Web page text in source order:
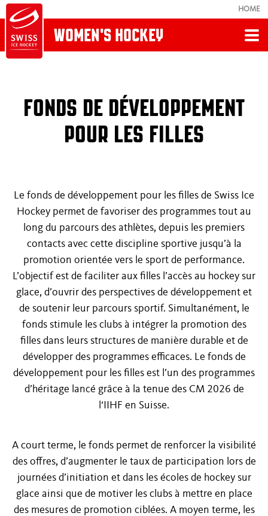
HOME
WOMEN'S HOCKEY
WOMEN'S HOCKEY
Fonds de développement pour les filles
Spitzensport-RS & WK
Einstieg & SIHF-Girlsteams U12
FONDS DE DÉVELOPPEMENT
POUR LES FILLES
Le fonds de développement pour les filles de Swiss Ice
Hockey permet de favoriser des programmes tout au
long du parcours des athlètes, depuis les premiers
contacts avec cette discipline sportive jusqu’à la
promotion orientée vers le sport de performance.
L’objectif est de faciliter aux filles l’accès au hockey sur
glace, d’ouvrir des perspectives de développement et
de soutenir leur parcours sportif. Simultanément, le
fonds stimule les clubs à intégrer la promotion des
filles dans leurs structures de manière durable et de
développer des programmes efficaces. Le fonds de
développement pour les filles est l’un des programmes
d’héritage lancé grâce à la tenue des CM 2026 de
l‘IIHF en Suisse.
A court terme, le fonds permet de renforcer la visibilité
des offres, d’augmenter le taux de participation lors de
journées d’initiation et dans les écoles de hockey sur
glace ainsi que de motiver les clubs à mettre en place
des mesures de promotion ciblées. A moyen terme, les